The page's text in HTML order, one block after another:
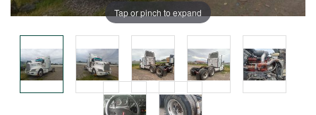
Tap or pinch to expand